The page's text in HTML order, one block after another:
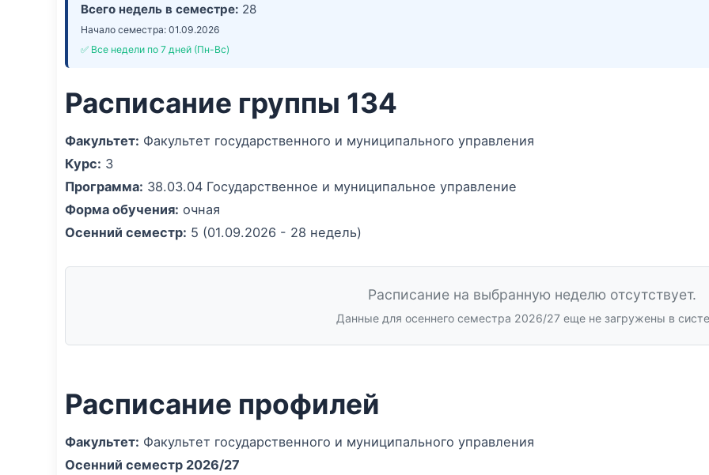
Всего недель в семестре: 28
Начало семестра: 01.09.2026
✅ Все недели по 7 дней (Пн-Вс)
Расписание группы 134
Факультет: Факультет государственного и муниципального управления
Курс: 3
Программа: 38.03.04 Государственное и муниципальное управление
Форма обучения: очная
Осенний семестр: 5 (01.09.2026 - 28 недель)
Расписание на выбранную неделю отсутствует.
Данные для осеннего семестра 2026/27 еще не загружены в
Расписание профилей
Факультет: Факультет государственного и муниципального управления
Осенний семестр 2026/27